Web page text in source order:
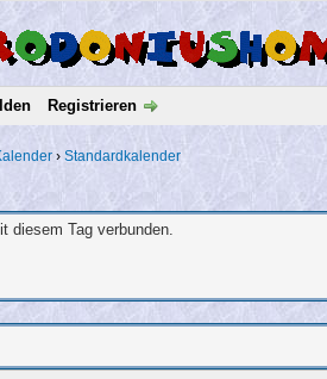
Registrieren
› Standardkalender
diesem Tag verbunden.